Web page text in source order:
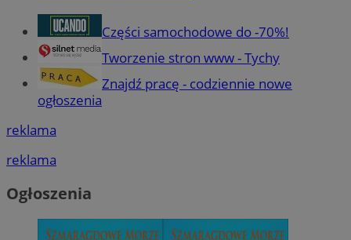
Części samochodowe do -70%!
Tworzenie stron www - Tychy
Znajdź pracę - codziennie nowe
ogłoszenia
reklama
reklama
Ogłoszenia